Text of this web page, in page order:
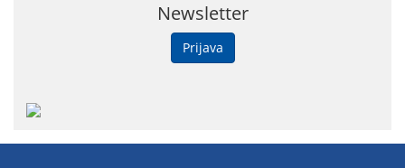
Newsletter
Prijava